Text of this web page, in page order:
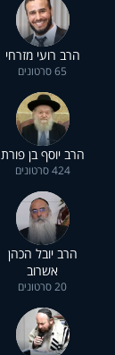
הרב רועי מזרחי
65 סרטונים
הרב יוסף בן פורת
424 סרטונים
הרב יובל הכהן
אשרוב
20 סרטונים